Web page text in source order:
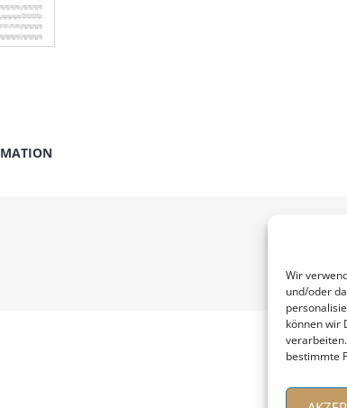
Wir
und/oder
können wir
bestimmte